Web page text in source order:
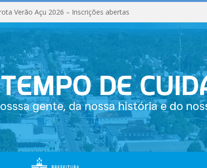
Verão Açu 2026 – Inscrições abertas